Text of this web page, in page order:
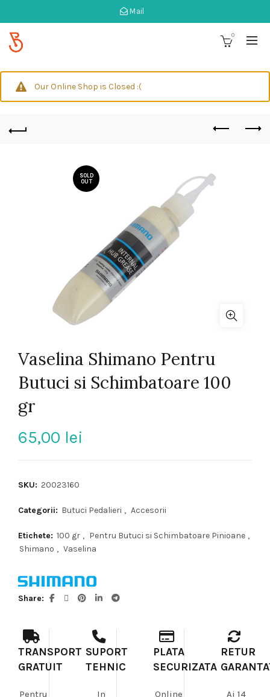
Mail
0
Our Online Shop is Closed :(
SOLD
OUT
Vaselina Shimano Pentru
Butuci si Schimbatoare 100
gr
65,00 lei
SKU: 20023160
Categorii: Butuci Pedalieri , Accesorii
Etichete: 100 gr , Pentru Butuci si Schimbatoare Pinioane ,
Shimano , Vaselina
Share
TRANSPORT
GRATUIT
Pentru
SUPORT
TEHNIC
In
PLATA
SECURIZATA
Online
RETUR
Ai 14